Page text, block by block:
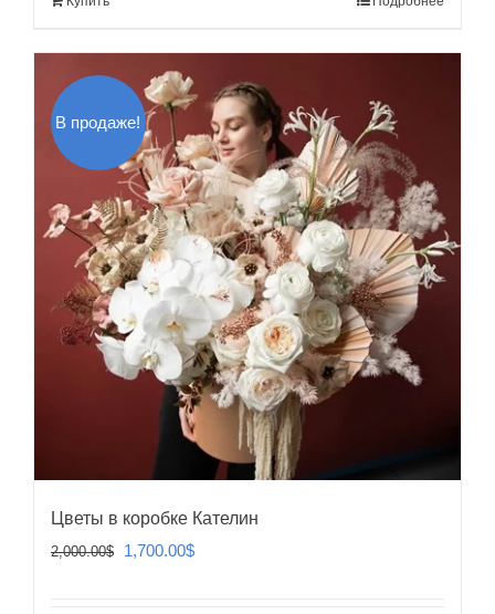
В продаже!
Цветы в коробке Кателин
2,000.00$
Первоначальная
1,700.00$Текущая